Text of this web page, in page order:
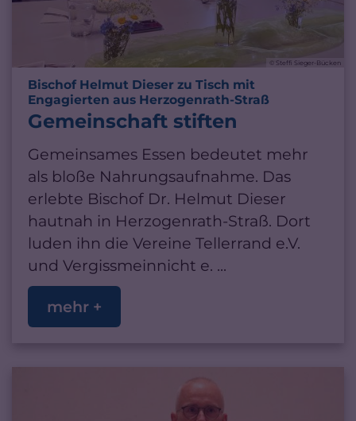
© Steffi Sieger-Bücken
Bischof Helmut Dieser zu Tisch mit
Engagierten aus Herzogenrath-Straß
Gemeinschaft stiften
Gemeinsames Essen bedeutet mehr
als bloße Nahrungsaufnahme. Das
erlebte Bischof Dr. Helmut Dieser
hautnah in Herzogenrath-Straß. Dort
luden ihn die Vereine Tellerrand e.V.
und Vergissmeinnicht e. ...
mehr +